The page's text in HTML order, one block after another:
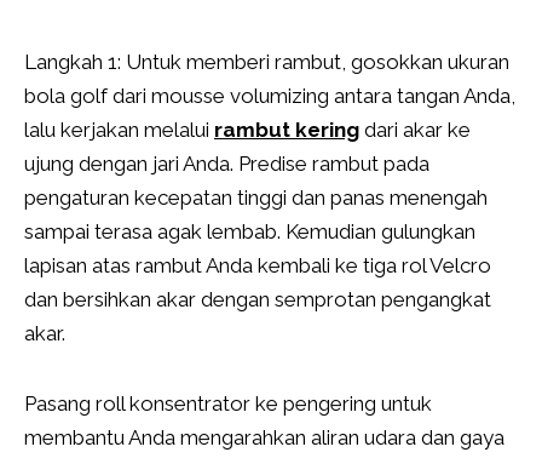
Langkah 1: Untuk memberi rambut, gosokkan ukuran
bola golf dari mousse volumizing antara tangan Anda,
lalu kerjakan melalui rambut kering dari akar ke
ujung dengan jari Anda. Predise rambut pada
pengaturan kecepatan tinggi dan panas menengah
sampai terasa agak lembab. Kemudian gulungkan
lapisan atas rambut Anda kembali ke tiga rol Velcro
dan bersihkan akar dengan semprotan pengangkat
akar.
Pasang roll konsentrator ke pengering untuk
membantu Anda mengarahkan aliran udara dan gaya